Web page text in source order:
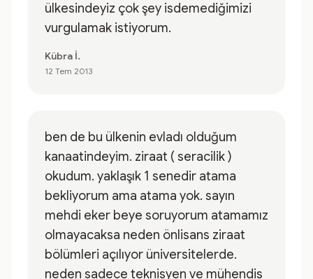
ülkesindeyiz çok şey isdemediğimizi
vurgulamak istiyorum.
Kübra İ.
12 Tem 2013
ben de bu ülkenin evladı olduğum
kanaatindeyim. ziraat ( seracilik )
okudum. yaklaşık 1 senedir atama
bekliyorum ama atama yok. sayın
mehdi eker beye soruyorum atamamız
olmayacaksa neden önlisans ziraat
bölümleri açılıyor üniversitelerde.
neden sadece teknisyen ve mühendis